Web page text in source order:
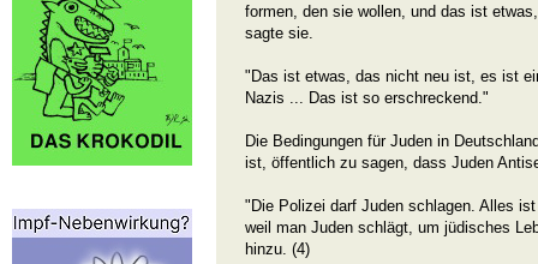
formen, den sie wollen, und das ist
sagte sie.
"Das ist etwas, das nicht neu ist, es ist
Nazis ... Das ist so erschreckend."
Die Bedingungen für Juden in
ist, öffentlich zu sagen, dass Juden
"Die Polizei darf Juden schlagen. Alles
weil man Juden schlägt, um jüdisches
hinzu. (4)